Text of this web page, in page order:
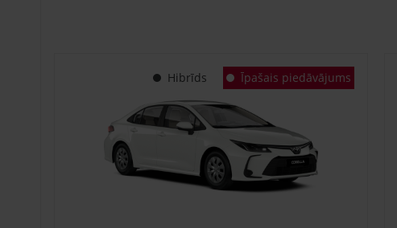
Hibrīds Īpašais piedāvājums